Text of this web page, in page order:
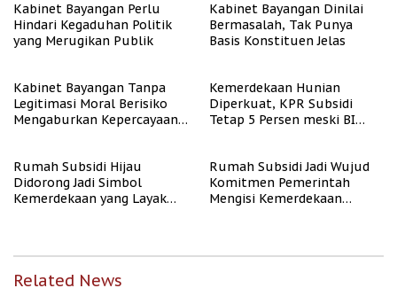
Kabinet Bayangan Perlu
Hindari Kegaduhan Politik
yang Merugikan Publik
Kabinet Bayangan Dinilai
Bermasalah, Tak Punya
Basis Konstituen Jelas
Kabinet Bayangan Tanpa
Legitimasi Moral Berisiko
Mengaburkan Kepercayaan
Kemerdekaan Hunian
Diperkuat, KPR Subsidi
Tetap 5 Persen meski BI
Rumah Subsidi Hijau
Didorong Jadi Simbol
Kemerdekaan yang Layak
Rumah Subsidi Jadi Wujud
Komitmen Pemerintah
Mengisi Kemerdekaan
Related News